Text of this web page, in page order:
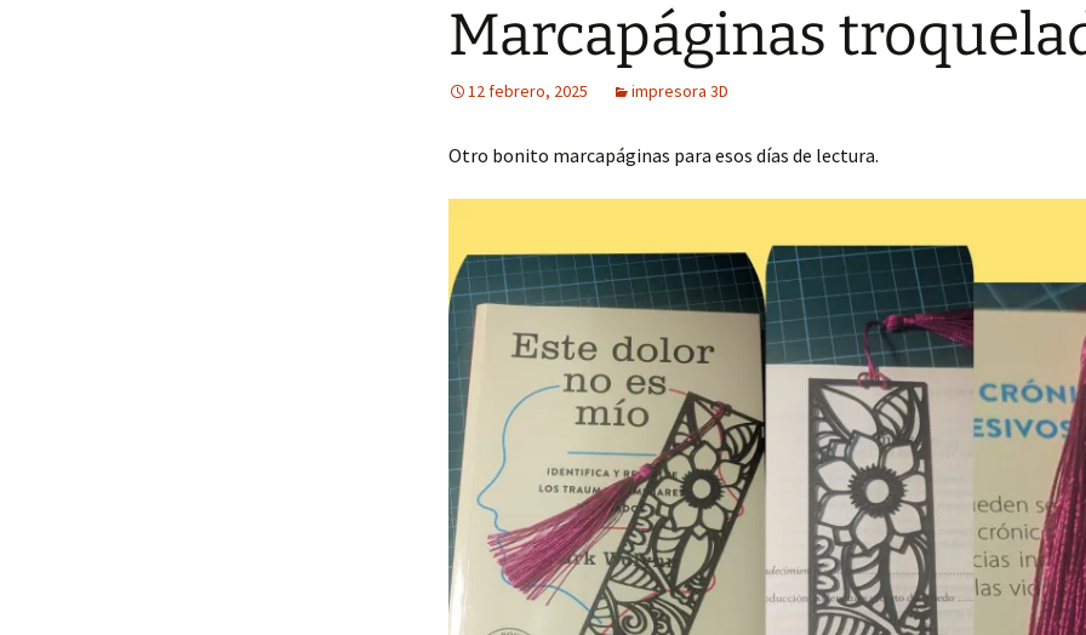
Mesas dulces
Marcapáginas
12 febrero, 2025 impresora 3D
Otro bonito marcapáginas para esos días de lectura.